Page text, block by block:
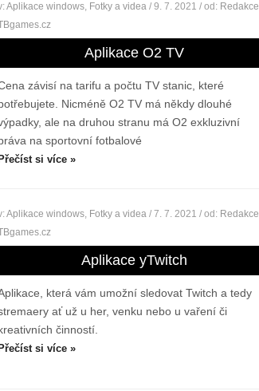
Aplikace windows, Fotky a videa / 9. 7. 2021 / od: Redakce
Aplikace O2 TV
závisí na tarifu a počtu TV stanic, které
Nicméně O2 TV má někdy dlouhé
ale na druhou stranu má O2 exkluzivní
na sportovní fotbalové
Přečíst si více »
Aplikace windows, Fotky a videa / 7. 7. 2021 / od: Redakce
Aplikace yTwitch
která vám umožní sledovat Twitch a tedy
ať už u her, venku nebo u vaření či
činností.
Přečíst si více »